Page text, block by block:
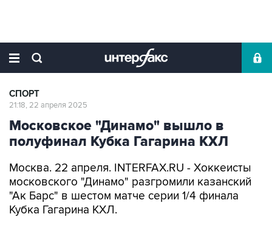
СПОРТ
21:18, 22 апреля 2025
Московское "Динамо" вышло в
полуфинал Кубка Гагарина КХЛ
Москва. 22 апреля. INTERFAX.RU - Хоккеисты
московского "Динамо" разгромили казанский
"Ак Барс" в шестом матче серии 1/4 финала
Кубка Гагарина КХЛ.